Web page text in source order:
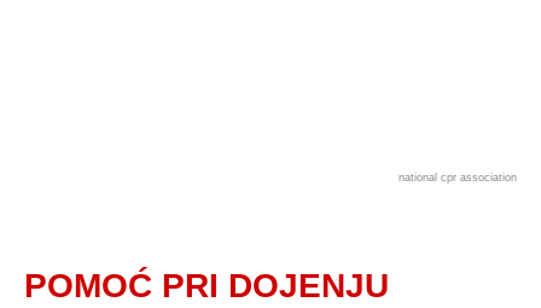
national cpr association
POMOĆ PRI DOJENJU